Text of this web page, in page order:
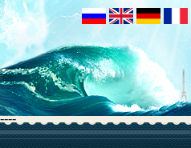
----